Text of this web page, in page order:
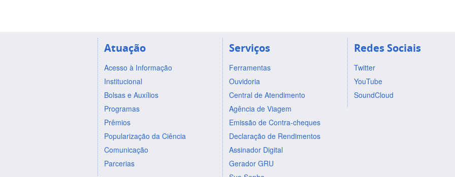
Atuação
Acesso à Informação
Institucional
Bolsas e Auxílios
Programas
Prêmios
Popularização da Ciência
Comunicação
Parcerias
Serviços
Ferramentas
Ouvidoria
Central de Atendimento
Agência de Viagem
Emissão de Contra-cheques
Declaração de Rendimentos
Assinador Digital
Gerador GRU
Redes Sociais
Twitter
YouTube
SoundCloud